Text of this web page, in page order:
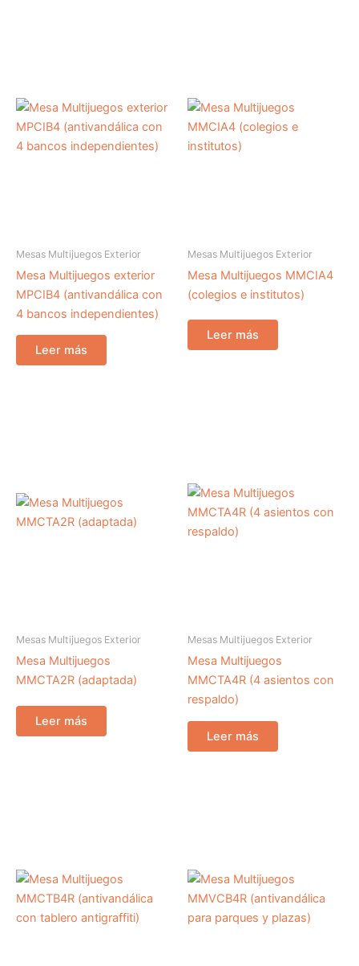
Mesas Multijuegos Exterior
Mesa Multijuegos exterior
MPCIB4 (antivandálica con
4 bancos independientes)
Leer más
Mesas Multijuegos Exterior
Mesa Multijuegos MMCIA4
(colegios e institutos)
Leer más
Mesas Multijuegos Exterior
Mesa Multijuegos
MMCTA2R (adaptada)
Leer más
Mesas Multijuegos Exterior
Mesa Multijuegos
MMCTA4R (4 asientos con
respaldo)
Leer más